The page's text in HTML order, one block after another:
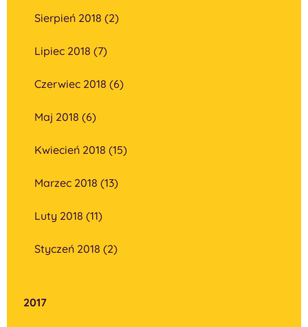
Sierpień 2018 (2)
Lipiec 2018 (7)
Czerwiec 2018 (6)
Maj 2018 (6)
Kwiecień 2018 (15)
Marzec 2018 (13)
Luty 2018 (11)
Styczeń 2018 (2)
2017